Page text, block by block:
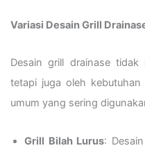
Variasi Desain Grill
Desain grill drainase
tetapi juga oleh kebutuhan
umum yang sering
Grill Bilah Lurus: